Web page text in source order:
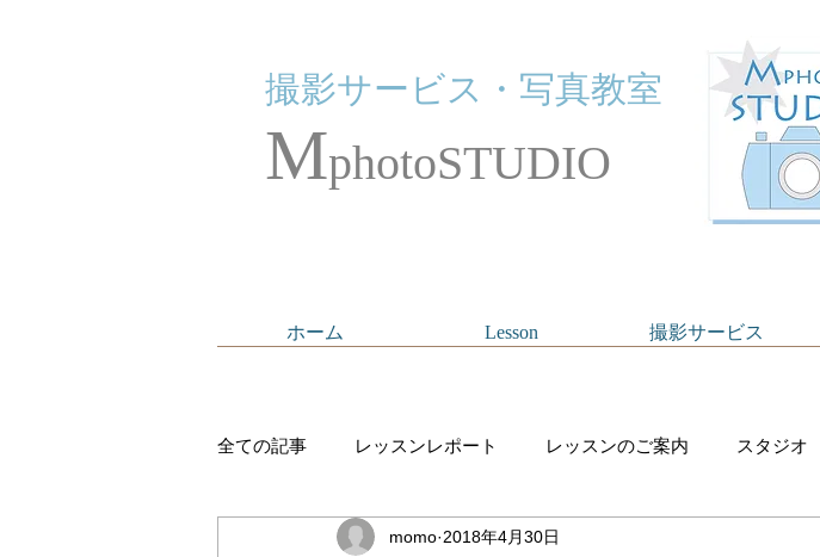
撮影サービス・ 写真教室
MphotoSTUDIO
ホーム Lesson 撮影サービス
全ての記事 レッスンレポート レッスンのご案内 スタジオ
オンラインストア 出張撮影
momo 2018年4月30日